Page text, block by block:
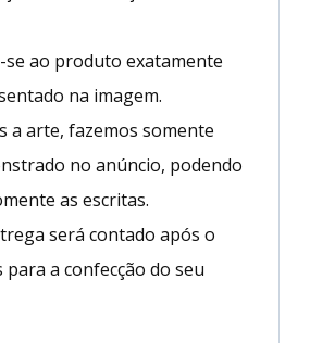
se ao produto exatamente
na imagem.
a arte, fazemos somente
no anúncio, podendo
as escritas.
será contado após o
para a confecção do seu